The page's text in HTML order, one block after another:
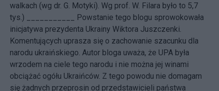
walkach (wg dr. G. Motyki). Wg prof. W. Filara było to 5,7
tys.) ___________ Powstanie tego blogu sprowokowała
inicjatywa prezydenta Ukrainy Wiktora Juszczenki.
Komentujących uprasza się o zachowanie szacunku dla
narodu ukraińskiego. Autor bloga uważa, że UPA była
wrzodem na ciele tego narodu i nie można jej winami
obciążać ogółu Ukraińców. Z tego powodu nie domagam
się żadnych przeprosin od przedstawicieli państwa